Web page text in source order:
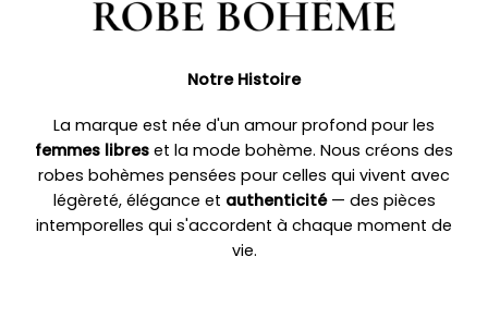
Notre Histoire
La marque est née d'un amour profond pour les
femmes libres et la mode bohème. Nous créons des
robes bohèmes pensées pour celles qui vivent avec
légèreté, élégance et authenticité— des pièces
intemporelles qui s'accordent à chaque moment de
vie.